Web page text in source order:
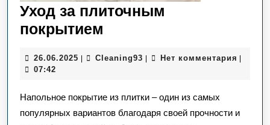
Уход за плиточным
покрытием
плиточным
26.06.2025 26.06.2025
| Сleaning93 Сleaning93
| Нет комментария |
07:42
Напольное покрытие из плитки – один из самых
популярных вариантов благодаря своей прочности и